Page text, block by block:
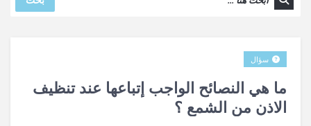
ما هي النصائح الواجب إتباعها عند تنظيف
الاذن من الشمع ؟
سؤال